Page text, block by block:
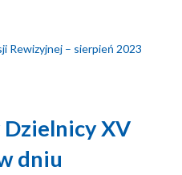
Rewizyjnej – sierpień 2023
Dzielnicy XV
dniu